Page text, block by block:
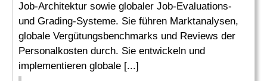
Job-Architektur sowie globaler Job-Evaluations-
und Grading-Systeme. Sie führen Marktanalysen,
globale Vergütungsbenchmarks und Reviews der
Personalkosten durch. Sie entwickeln und
implementieren globale [...]